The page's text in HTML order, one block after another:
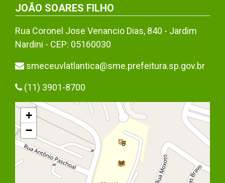
JOÃO SOARES FILHO
Rua Coronel Jose Venancio Dias, 840 - Jardim
Nardini - CEP: 05160030
smeceuvlatlantica@sme.prefeitura.sp.gov.br
(11) 3901-8700
+
−